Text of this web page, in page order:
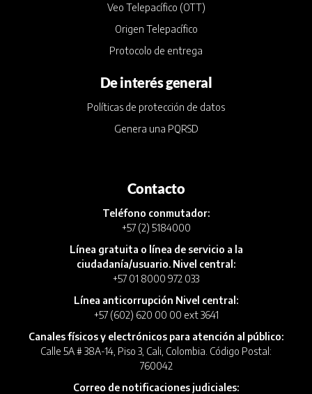
Veo Telepacífico (OTT)
Origen Telepacífico
Protocolo de entrega
De interés general
Políticas de protección de datos
Genera una PQRSD
Contacto
Teléfono conmutador:
+57 (2) 5184000
Línea gratuita o línea de servicio a la
ciudadanía/usuario. Nivel central:
+57 01 8000 972 033
Línea anticorrupción Nivel central:
+57 (602) 620 00 00 ext 3641
Canales físicos y electrónicos para atención al público:
Calle 5A # 38A-14, Piso 3, Cali, Colombia. Código Postal:
760042
Correo de notificaciones judiciales: